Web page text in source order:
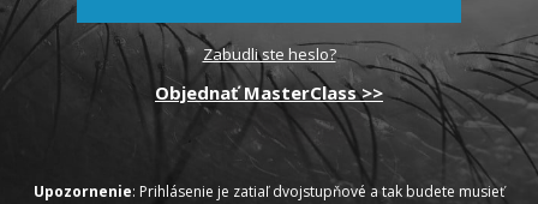
Zabudli ste heslo?
Objednať MasterClass >>
Upozornenie: Prihlásenie je zatiaľ dvojstupňové a tak budete musieť